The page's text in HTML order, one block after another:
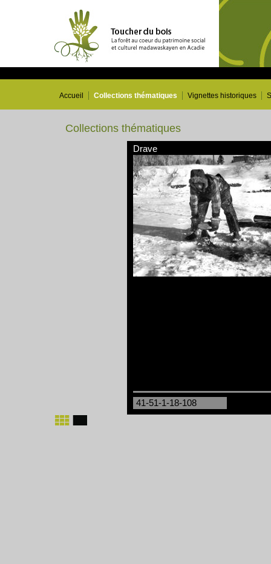
Accueil Collections thématiques Vignettes historiques
Collections thématiques
Drave
41-51-1-18-108